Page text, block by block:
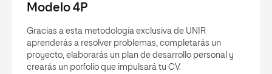
Modelo 4P
Gracias a esta metodología exclusiva de UNIR
aprenderás a resolver problemas, completarás un
proyecto, elaborarás un plan de desarrollo personal y
crearás un porfolio que impulsará tu CV.